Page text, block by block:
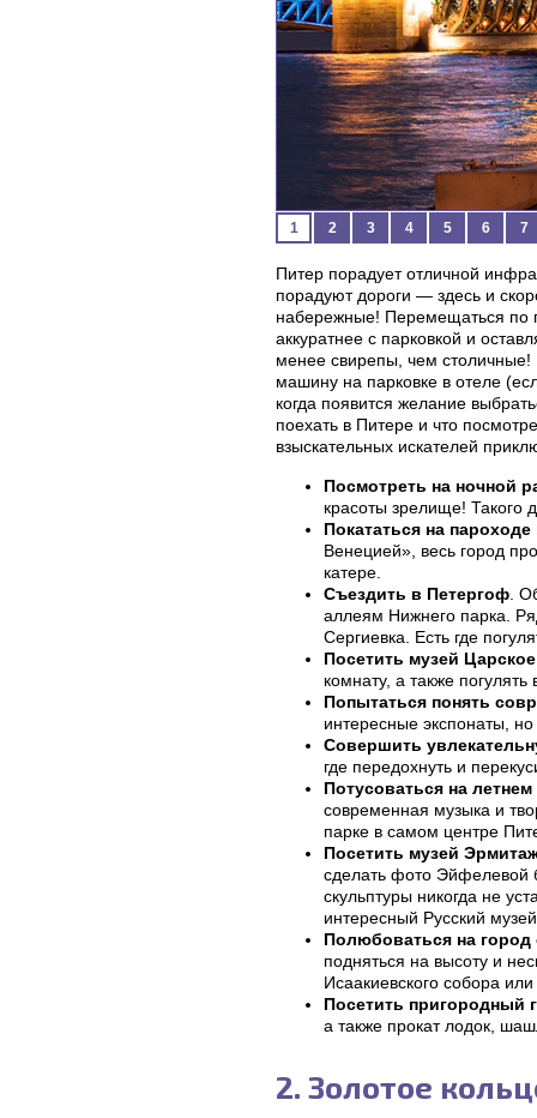
1 2 3 4 5 6 7
Питер порадует отличной
порадуют дороги — здесь и
набережные! Перемещаться по
аккуратнее с парковкой и
менее свирепы, чем столичные!
машину на парковке в отеле
когда появится желание
поехать в Питере и что
взыскательных искателей
Посмотреть на ночной
красоты зрелище! Такого
Покататься на
Венецией», весь город
катере.
Съездить в Петергоф .
аллеям Нижнего парка.
Сергиевка. Есть где
Посетить музей
комнату, а также
Попытаться понять
интересные экспонаты,
Совершить
где передохнуть и
Потусоваться на
современная музыка и
парке в самом центре
Посетить музей
сделать фото Эйфелевой
скульптуры никогда не
интересный Русский
Полюбоваться на город
подняться на высоту и
Исаакиевского собора
Посетить пригородный
а также прокат лодок,
2. Золотое